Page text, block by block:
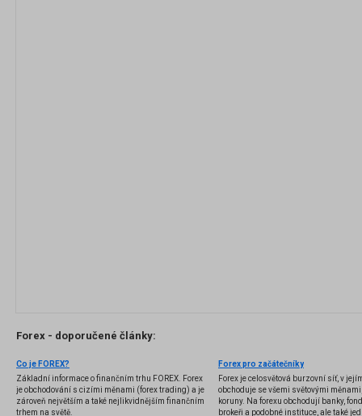
Forex - doporučené články:
Co je FOREX?
Základní informace o finančním trhu FOREX. Forex
je obchodování s cizími měnami (forex trading) a je
zároveň největším a také nejlikvidnějším finančním
trhem na světě.
Forex pro začátečníky
Forex je celosvětová burzovní síť, v
obchoduje se všemi světovými
koruny. Na forexu obchodují banky,
brokeři a podobné instituce, ale také